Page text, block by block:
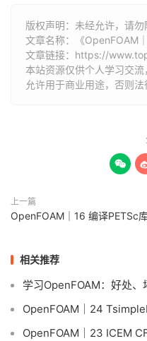
版权声明：未经允许，请勿
文章名称：《OpenFOAM
文章链接： https://
本站资源仅供个人学习交
允许用于商业用途，否则法

上一篇
OpenFOAM｜16 编译PETSc
相关推荐
学习OpenFOAM：好处、
OpenFOAM｜24
OpenFOAM｜23 ICEM